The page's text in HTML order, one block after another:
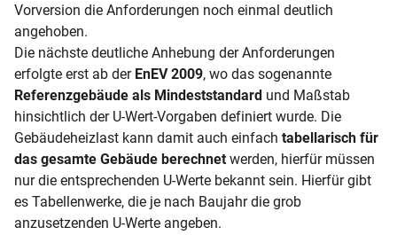
Vorversion die Anforderungen noch einmal deutlich
angehoben.
Die nächste deutliche Anhebung der Anforderungen
erfolgte erst ab der EnEV 2009, wo das sogenannte
Referenzgebäude als Mindeststandard und Maßstab
hinsichtlich der U-Wert-Vorgaben definiert wurde. Die
Gebäudeheizlast kann damit auch einfach tabellarisch für
das gesamte Gebäude berechnet werden, hierfür müssen
nur die entsprechenden U-Werte bekannt sein. Hierfür gibt
es Tabellenwerke, die je nach Baujahr die grob
anzusetzenden U-Werte angeben.